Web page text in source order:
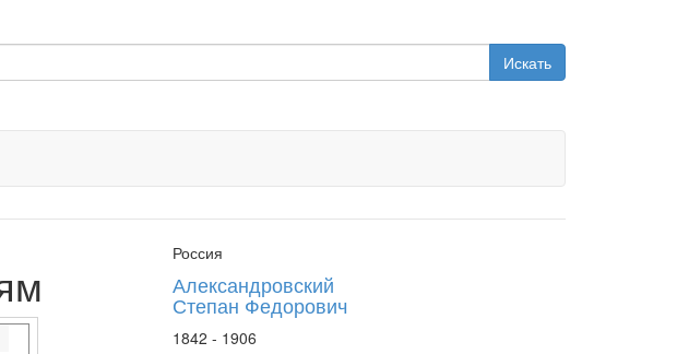
Искать
Россия
Александровский
Степан Федорович
1842 - 1906